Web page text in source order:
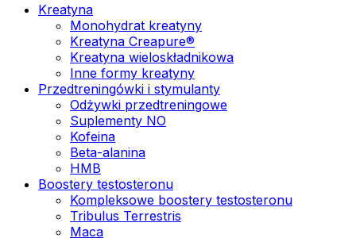
Kreatyna
Monohydrat kreatyny
Kreatyna Creapure®
Kreatyna wieloskładnikowa
Inne formy kreatyny
Przedtreningówki i stymulanty
Odżywki przedtreningowe
Suplementy NO
Kofeina
Beta-alanina
HMB
Boostery testosteronu
Kompleksowe boostery testosteronu
Tribulus Terrestris
Maca